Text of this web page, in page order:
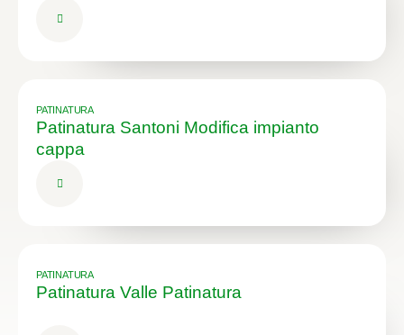
PATINATURA
Patinatura Santoni Modifica impianto
cappa
PATINATURA
Patinatura Valle Patinatura